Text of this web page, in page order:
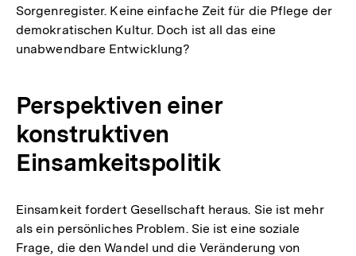
Sorgenregister. Keine einfache Zeit für die Pflege der
demokratischen Kultur. Doch ist all das eine
unabwendbare Entwicklung?
Perspektiven einer
konstruktiven
Einsamkeitspolitik
Einsamkeit fordert Gesellschaft heraus. Sie ist mehr
als ein persönliches Problem. Sie ist eine soziale
Frage, die den Wandel und die Veränderung von